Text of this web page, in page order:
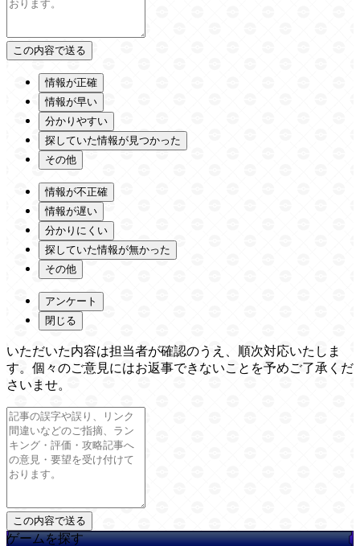
情報が正確
情報が早い
分かりやすい
探していた情報が見つかった
その他
情報が不正確
情報が遅い
分かりにくい
探していた情報が無かった
その他
アンケート
閉じる
いただいた内容は担当者が確認のうえ、順次対応いたしま
す。個々のご意見にはお返事できないことを予めご了承くだ
さいませ。
ゲームを探す